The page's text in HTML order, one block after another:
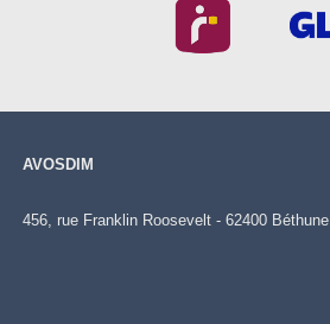
AVOSDIM
456, rue Franklin Roosevelt - 62400 Béthune